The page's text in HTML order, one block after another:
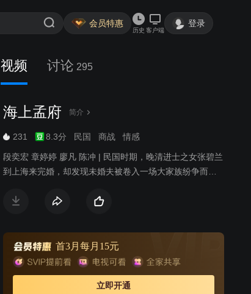
会员特惠
历史 客户端
登录
视频 讨论 295
海上孟府 简介
231 8.3分 民国 商战 情感
段奕宏 章婷婷 廖凡 陈冲 | 民国时期，晚清进士之女张碧兰
到上海来完婚，却发现未婚夫被卷入一场大家族纷争而被
有名的孟氏家族少东家孟文禄，张碧兰向孟文禄提出解救
道而驰，孟文禄决心重新整顿家族，清理门户，而她的未
婚夫，只不过是被卷进去的一个小卒子。张碧兰目睹了旧
上海家族斗争的背叛、阴谋，也感受到了孟文禄坚韧、正
义、美好的理想主义精神，她一直陪伴和帮助孟文禄走完
首3月每月15元
立即开通